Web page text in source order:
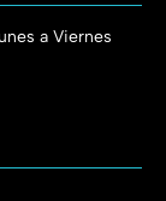
a Viernes